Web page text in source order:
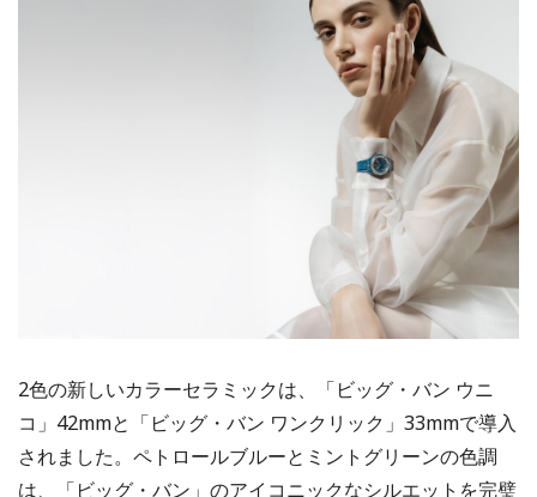
2色の新しいカラーセラミックは、「ビッグ・バン ウニ
コ」42mmと「ビッグ・バン ワンクリック」33mmで導入
されました。ペトロールブルーとミントグリーンの色調
は、「ビッグ・バン」のアイコニックなシルエットを完璧